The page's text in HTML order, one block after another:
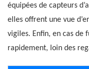
équipées de capteurs
elles offrent une vue
vigiles. Enfin, en cas
rapidement, loin des